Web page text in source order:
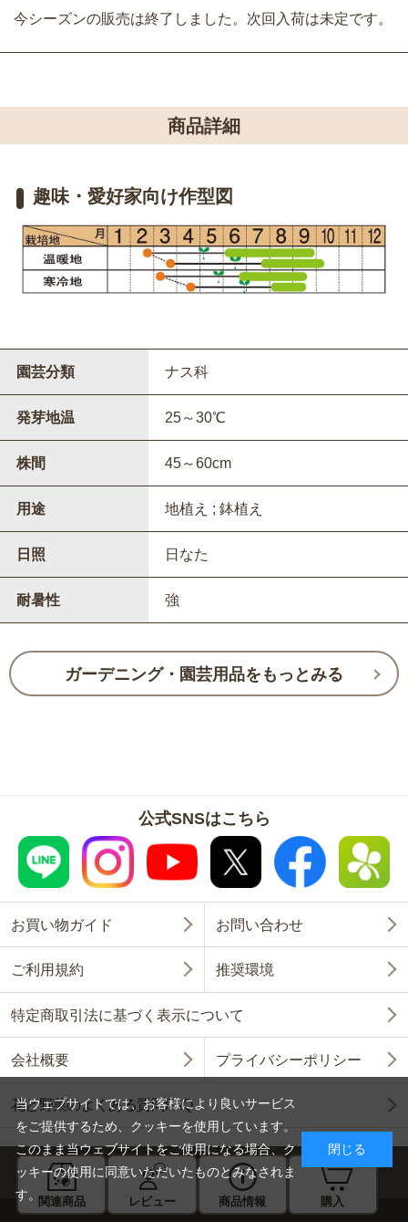
今シーズンの販売は終了しました。次回入荷は未定です。
関連商品 レビュー 商品情報 購入
商品詳細
趣味・愛好家向け作型図
園芸分類 ナス科
発芽地温 25～30℃
株間 45～60cm
用途 地植え ; 鉢植え
日照 日なた
耐暑性 強
ガーデニング・園芸用品をもっとみる
公式SNSはこちら
お買い物ガイド お問い合わせ
ご利用規約 推奨環境
特定商取引法に基づく表示について
会社概要 プライバシーポリシー
花と野菜のよくある質問FAQ
Copyright © SAKATA SEED CORPORATION All Rights Reserved.
当ウェブサイトでは、お客様により良いサービス
をご提供するため、クッキーを使用しています。
このまま当ウェブサイトをご使用になる場合、ク
ッキーの使用に同意いただいたものとみなされま
す。
閉じる